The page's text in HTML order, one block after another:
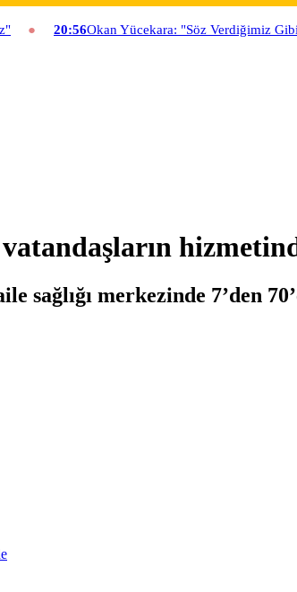
20:56Okan Yücekara: "Söz Verdiğimiz Gibi
sağlığı merkezinde 7’den